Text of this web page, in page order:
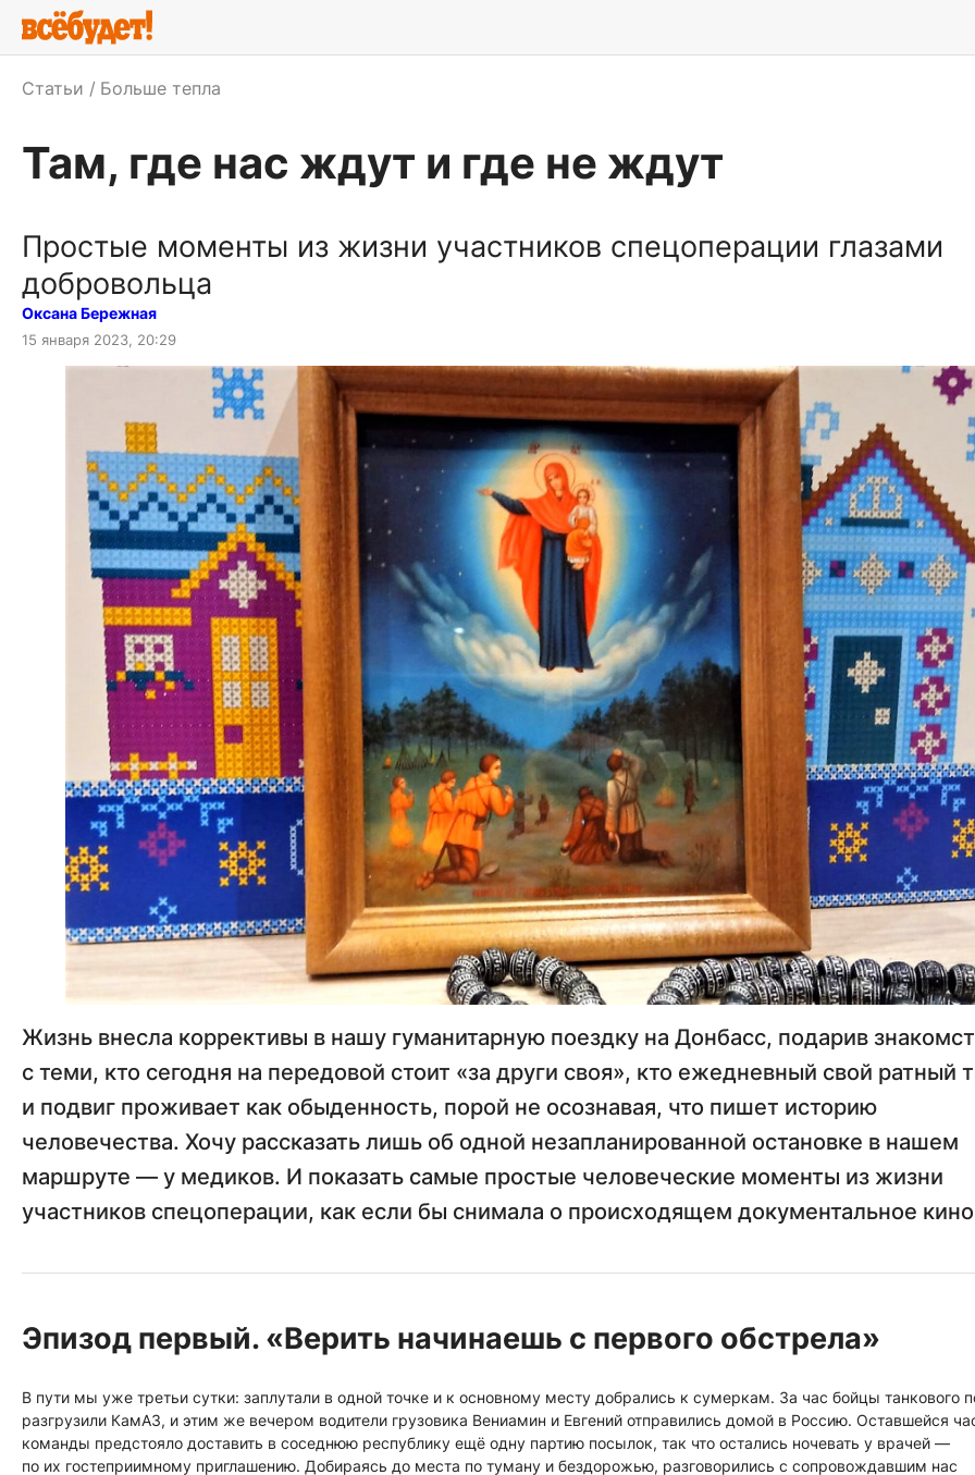
Статьи Больше тепла
Там, где нас ждут и где не ждут
Простые моменты из жизни участников спецоперации глазами
добровольца
Оксана Бережная
15 января 2023, 20:29
Жизнь внесла коррективы в нашу гуманитарную поездку на Донбасс, подарив
с теми, кто сегодня на передовой стоит «за други своя», кто ежедневный свой ратный
и подвиг проживает как обыденность, порой не осознавая, что пишет историю
человечества. Хочу рассказать лишь об одной незапланированной остановке в нашем
маршруте — у медиков. И показать самые простые человеческие моменты из жизни
участников спецоперации, как если бы снимала о происходящем документальное
Эпизод первый. «Верить начинаешь с первого обстрела»
В пути мы уже третьи сутки: заплутали в одной точке и к основному месту добрались к сумеркам. За час бойцы танкового
разгрузили КамАЗ, и этим же вечером водители грузовика Вениамин и Евгений отправились домой в Россию. Оставшейся
команды предстояло доставить в соседнюю республику ещё одну партию посылок, так что остались ночевать у врачей —
по их гостеприимному приглашению. Добираясь до места по туману и бездорожью, разговорились с сопровождавшим нас